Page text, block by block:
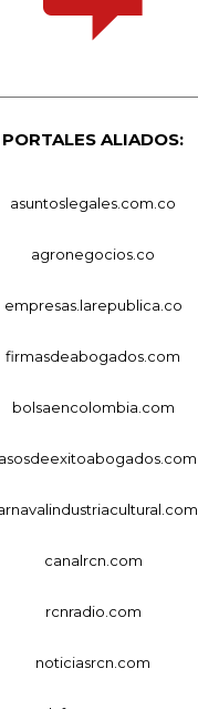
PORTALES ALIADOS:
asuntoslegales.com.co
agronegocios.co
empresas.larepublica.co
firmasdeabogados.com
bolsaencolombia.com
canalrcn.com
rcnradio.com
noticiasrcn.com